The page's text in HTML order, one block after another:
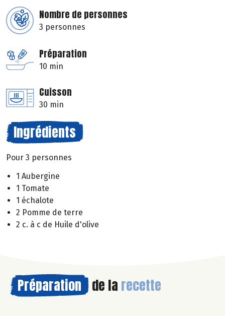
Nombre de personnes
3 personnes
Préparation
10 min
Cuisson
30 min
Ingrédients
Pour 3 personnes
1 Aubergine
1 Tomate
1 échalote
2 Pomme de terre
2 c. à c de Huile d'olive
Préparation de la recette